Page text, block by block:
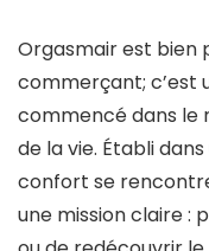
Orgasmair est bien
commerçant; c’est
commencé dans le
de la vie. Établi
confort se
une mission claire :